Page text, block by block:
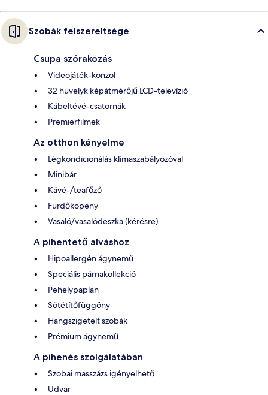
Szobák felszereltsége
Csupa szórakozás
Videojáték-konzol
32 hüvelyk képátmérőjű LCD-televízió
Kábeltévé-csatornák
Premierfilmek
Az otthon kényelme
Légkondicionálás klímaszabályozóval
Minibár
Kávé-/teafőző
Fürdőköpeny
Vasaló/vasalódeszka (kérésre)
A pihentető alváshoz
Hipoallergén ágynemű
Speciális párnakollekció
Pehelypaplan
Sötétítőfüggöny
Hangszigetelt szobák
Prémium ágynemű
A pihenés szolgálatában
Szobai masszázs igényelhető
Udvar